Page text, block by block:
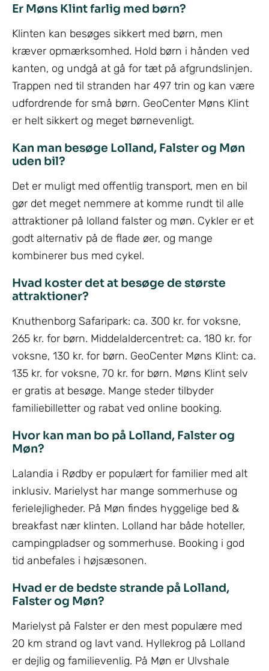
Er Møns Klint farlig med børn?
Klinten kan besøges sikkert med børn, men
kræver opmærksomhed. Hold børn i hånden ved
kanten, og undgå at gå for tæt på afgrundslinjen.
Trappen ned til stranden har 497 trin og kan være
udfordrende for små børn. GeoCenter Møns Klint
er helt sikkert og meget børnevenligt.
Kan man besøge Lolland, Falster og Møn
uden bil?
Det er muligt med offentlig transport, men en bil
gør det meget nemmere at komme rundt til alle
attraktioner på lolland falster og møn. Cykler er et
godt alternativ på de flade øer, og mange
kombinerer bus med cykel.
Hvad koster det at besøge de største
attraktioner?
Knuthenborg Safaripark: ca. 300 kr. for voksne,
265 kr. for børn. Middelaldercentret: ca. 180 kr. for
voksne, 130 kr. for børn. GeoCenter Møns Klint: ca.
135 kr. for voksne, 70 kr. for børn. Møns Klint selv
er gratis at besøge. Mange steder tilbyder
familiebilletter og rabat ved online booking.
Hvor kan man bo på Lolland, Falster og
Møn?
Lalandia i Rødby er populært for familier med alt
inklusiv. Marielyst har mange sommerhuse og
ferielejligheder. På Møn findes hyggelige bed &
breakfast nær klinten. Lolland har både hoteller,
campingpladser og sommerhuse. Booking i god
tid anbefales i højsæsonen.
Hvad er de bedste strande på Lolland,
Falster og Møn?
Marielyst på Falster er den mest populære med
20 km strand og lavt vand. Hyllekrog på Lolland
er dejlig og familievenlig. På Møn er Ulvshale